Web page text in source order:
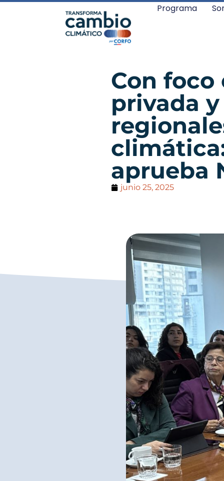
Programa
Con
privada
aprueba
junio 25, 2025